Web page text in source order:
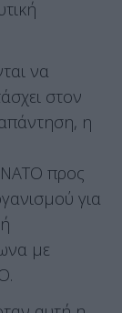
να
στον
η
προς
για
με